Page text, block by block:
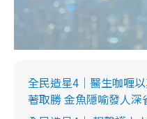
全民造星4｜醫生咖喱
著取勝 金魚隱喻發人深